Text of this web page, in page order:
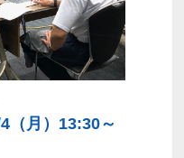
月）13:30～